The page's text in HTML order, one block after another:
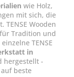
wie Holz,
mit sich, die
Wooden
für Tradition und
TENSE
in
hergestellt -
beste